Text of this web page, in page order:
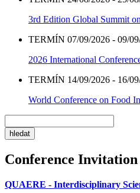
3rd Edition Global Summit
TERMÍN 07/09/2026 - 09/
2026 International
TERMÍN 14/09/2026 - 16/
World Conference on Food
Conference Invitation
QUAERE - Interdisciplinary